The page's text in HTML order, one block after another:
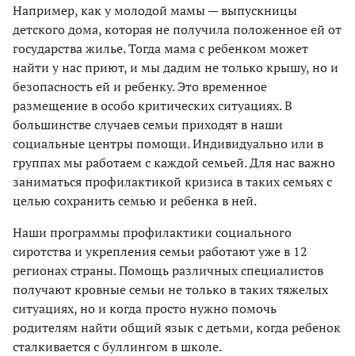
Например, как у молодой мамы — выпускницы
детского дома, которая не получила положенное ей от
государства жилье. Тогда мама с ребенком может
найти у нас приют, и мы дадим не только крышу, но и
безопасность ей и ребенку. Это временное
размещение в особо критических ситуациях. В
большинстве случаев семьи приходят в наши
социальные центры помощи. Индивидуально или в
группах мы работаем с каждой семьей. Для нас важно
заниматься профилактикой кризиса в таких семьях с
целью сохранить семью и ребенка в ней.
Наши программы профилактики социального
сиротства и укрепления семьи работают уже в 12
регионах страны. Помощь различных специалистов
получают кровные семьи не только в таких тяжелых
ситуациях, но и когда просто нужно помочь
родителям найти общий язык с детьми, когда ребенок
сталкивается с буллингом в школе.